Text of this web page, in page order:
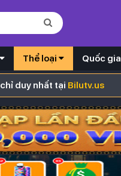
Thể loại Quốc gia
duy nhất tại Bilutv.us